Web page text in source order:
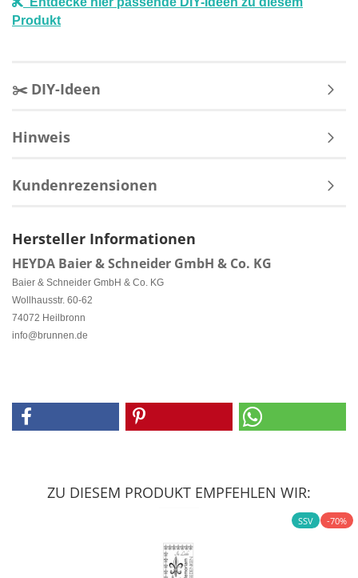
Produkt
✂️ DIY-Ideen
Hinweis
Kundenrezensionen
Hersteller Informationen
HEYDA Baier & Schneider GmbH & Co. KG
Baier & Schneider GmbH & Co. KG
Wollhausstr. 60-62
74072 Heilbronn
info@brunnen.de
ZU DIESEM PRODUKT EMPFEHLEN WIR:
SSV -70%